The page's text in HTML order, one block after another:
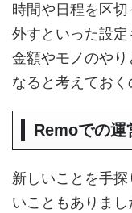
時間や日程を区切
外すといった設
金額やモノのや
なると考えておく
Remoでの運
新しいことを手
いこともありまし